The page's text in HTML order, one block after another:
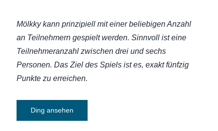
Mölkky kann prinzipiell mit einer beliebigen Anzahl
an Teilnehmern gespielt werden. Sinnvoll ist eine
Teilnehmeranzahl zwischen drei und sechs
Personen. Das Ziel des Spiels ist es, exakt fünfzig
Punkte zu erreichen.
Ding ansehen